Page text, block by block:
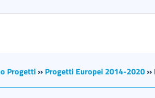
Progetti›› Progetti Europei 2014-2020››